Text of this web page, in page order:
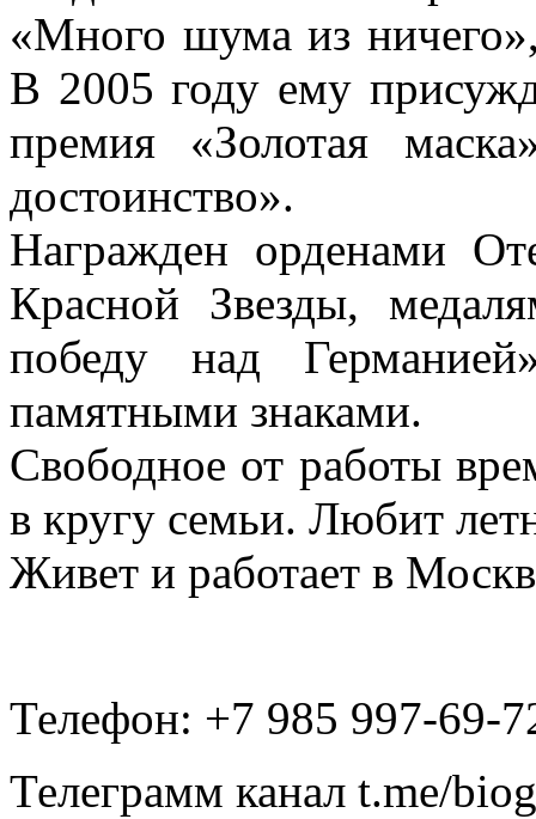
«Много шума из
В 2005 году ему
премия «Золотая
достоинство».
Награжден орденами
Красной Звезды,
победу над
памятными знаками.
Свободное от работы
в кругу семьи. Любит
Живет и работает в
Телефон: +7 985 997-69-
Телеграмм канал t.me/